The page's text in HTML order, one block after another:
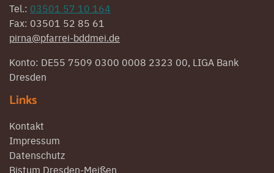
Tel.: 03501 57 10 164
Fax: 03501 52 85 61
pirna@pfarrei-bddmei.de
Konto: DE55 7509 0300 0008 2323 00, LIGA Bank
Dresden
Links
Kontakt
Impressum
Datenschutz
Bistum Dresden-Meißen